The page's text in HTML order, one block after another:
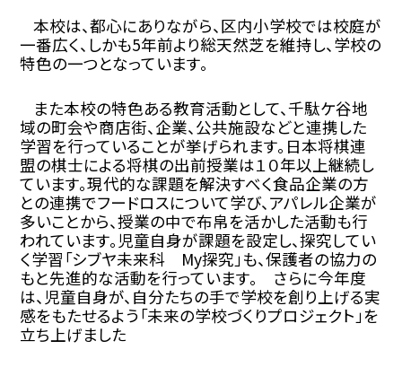
本校は、都心にありながら、区内小学校では校庭が
一番広く、しかも5年前より総天然芝を維持し、学校の
特色の一つとなっています。
また本校の特色ある教育活動として、千駄ケ谷地
域の町会や商店街、企業、公共施設などと連携した
学習を行っていることが挙げられます。日本将棋連
盟の棋士による将棋の出前授業は１０年以上継続し
ています。現代的な課題を解決すべく食品企業の方
との連携でフードロスについて学び、アパレル企業が
多いことから、授業の中で布帛を活かした活動も行
われています。児童自身が課題を設定し、探究してい
く学習「シブヤ未来科 My探究」も、保護者の協力の
もと先進的な活動を行っています。 さらに今年度
は、児童自身が、自分たちの手で学校を創り上げる実
感をもたせるよう「未来の学校づくりプロジェクト」を
立ち上げました